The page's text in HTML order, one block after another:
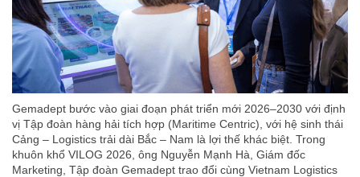
Gemadept bước vào giai đoạn phát triển mới 2026–2030 với định
vị Tập đoàn hàng hải tích hợp (Maritime Centric), với hệ sinh thái
Cảng – Logistics trải dài Bắc – Nam là lợi thế khác biệt. Trong
khuôn khổ VILOG 2026, ông Nguyễn Mạnh Hà, Giám đốc
Marketing, Tập đoàn Gemadept trao đổi cùng Vietnam Logistics